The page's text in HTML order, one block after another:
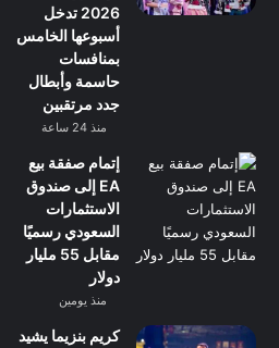
2026 تدخل
أسبوعها الخامس
بمنافسات
حاسمة وأبطال
جدد مرتقبين
منذ 24 ساعة
إتمام صفقة بيع
EA إلى صندوق
الاستثمارات
السعودي رسميًا
مقابل 55 مليار
دولار
منذ يومين
كريم بنزيما يشيد